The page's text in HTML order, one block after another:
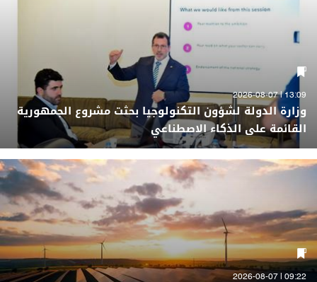
13:09 | 2026-08-07
وزارة الدولة لشؤون التكنولوجيا بحثت مشروع الجمهورية
القائمة على الذكاء الاصطناعي
09:22 | 2026-08-07